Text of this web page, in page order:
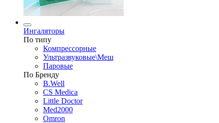
Ингаляторы
По типу
Компрессорные
Ультразвуковые\Меш
Паровые
По Бренду
B.Well
CS Medica
Little Doctor
Med2000
Omron